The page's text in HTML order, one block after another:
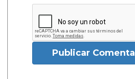
Publicar